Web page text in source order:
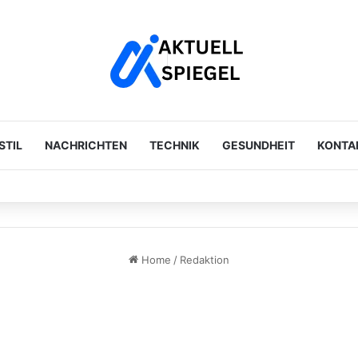
NACHRICHTEN TECHNIK GESUNDHEIT
Home / Redaktion